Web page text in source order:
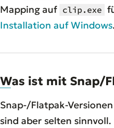
Mapping auf clip.exe
Installation auf Windows.
Was ist mit Snap/
Snap-/Flatpak-
sind aber selten